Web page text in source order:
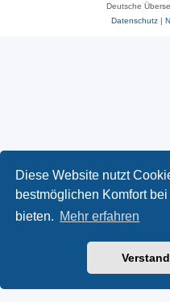
Diese Website nutzt
bestmöglichen Komfort
bieten. Mehr erfahren
Deutsche
Datenschutz|